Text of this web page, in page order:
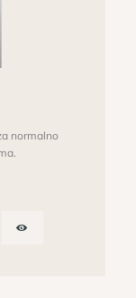
normalno